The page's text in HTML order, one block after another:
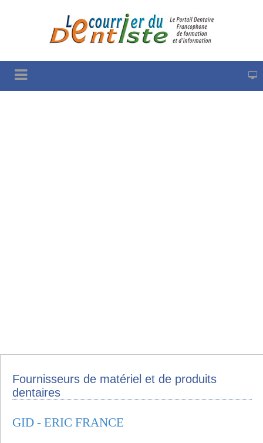
Fournisseurs de matériel et de produits
dentaires
GID - ERIC FRANCE